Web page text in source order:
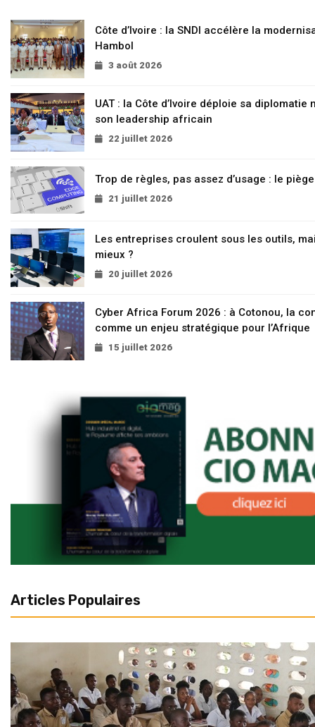
Côte d’Ivoire : la SNDI accélère la
Hambol
3 août 2026
UAT : la Côte d’Ivoire déploie sa
son leadership africain
22 juillet 2026
Trop de règles, pas assez d’usage : le
21 juillet 2026
Les entreprises croulent sous les outils,
mieux ?
20 juillet 2026
Cyber Africa Forum 2026 : à Cotonou, la
comme un enjeu stratégique pour l’Afrique
15 juillet 2026
Articles Populaires